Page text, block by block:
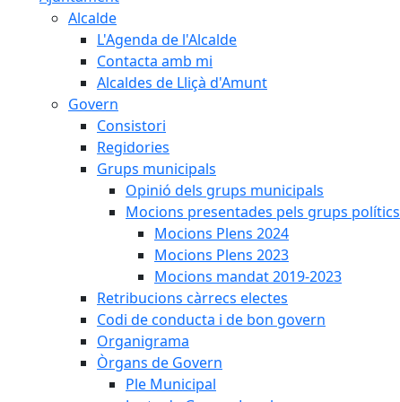
Alcalde
L'Agenda de l'Alcalde
Contacta amb mi
Alcaldes de Lliçà d'Amunt
Govern
Consistori
Regidories
Grups municipals
Opinió dels grups municipals
Mocions presentades pels grups polítics
Mocions Plens 2024
Mocions Plens 2023
Mocions mandat 2019-2023
Retribucions càrrecs electes
Codi de conducta i de bon govern
Organigrama
Òrgans de Govern
Ple Municipal